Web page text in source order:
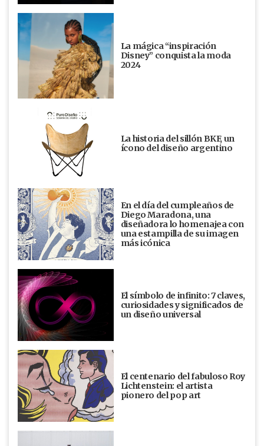
La mágica “inspiración
Disney” conquista la moda
2024
La historia del sillón BKF, un
ícono del diseño argentino
En el día del cumpleaños de
Diego Maradona, una
diseñadora lo homenajea con
una estampilla de su imagen
más icónica
El símbolo de infinito: 7 claves,
curiosidades y significados de
un diseño universal
El centenario del fabuloso Roy
Lichtenstein: el artista
pionero del pop art